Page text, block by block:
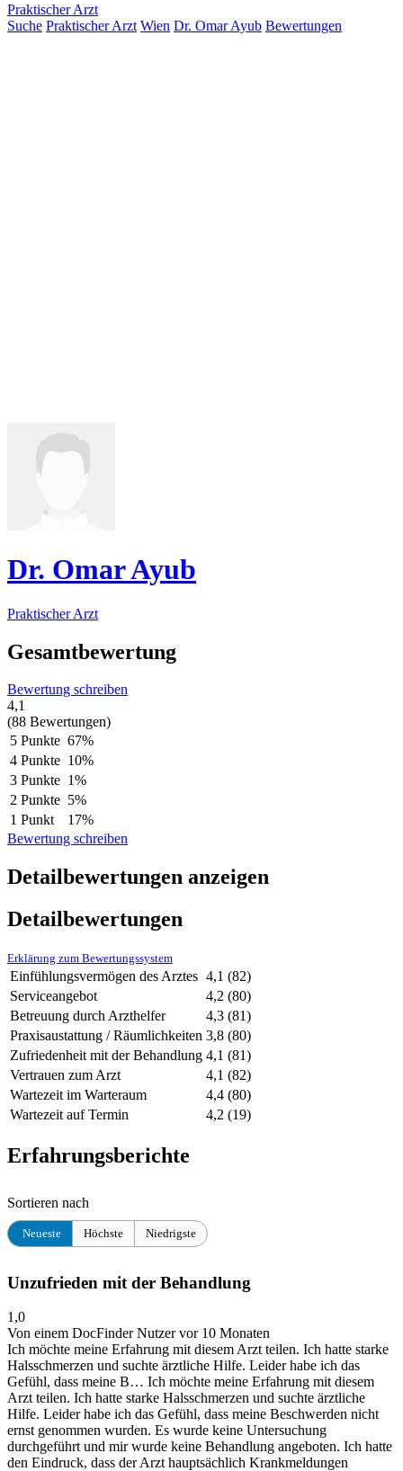
Praktischer Arzt
Suche Praktischer Arzt Wien Dr. Omar Ayub Bewertungen
Dr. Omar Ayub
Praktischer Arzt
Gesamtbewertung
Bewertung schreiben
4,1
(88 Bewertungen)
5 Punkte 67%
4 Punkte 10%
3 Punkte 1%
2 Punkte 5%
1 Punkt
17%
Bewertung schreiben
Detailbewertungen anzeigen
Detailbewertungen
Erklärung zum Bewertungssystem
Einfühlungsvermögen des Arztes 4,1 (82)
Serviceangebot
4,2 (80)
Betreuung durch Arzthelfer
4,3 (81)
Praxisaustattung / Räumlichkeiten 3,8 (80)
Zufriedenheit mit der Behandlung 4,1 (81)
Vertrauen zum Arzt
4,1 (82)
Wartezeit im Warteraum
4,4 (80)
Wartezeit auf Termin
4,2 (19)
Erfahrungsberichte
Sortieren nach
Neueste Höchste Niedrigste
Unzufrieden mit der Behandlung
1,0
Von einem DocFinder Nutzervor 10 Monaten
Ich möchte meine Erfahrung mit diesem Arzt teilen. Ich hatte starke
Halsschmerzen und suchte ärztliche Hilfe. Leider habe ich das
Gefühl, dass meine B… Ich möchte meine Erfahrung mit diesem
Arzt teilen. Ich hatte starke Halsschmerzen und suchte ärztliche
Hilfe. Leider habe ich das Gefühl, dass meine Beschwerden nicht
ernst genommen wurden. Es wurde keine Untersuchung
durchgeführt und mir wurde keine Behandlung angeboten. Ich hatte
den Eindruck, dass der Arzt hauptsächlich Krankmeldungen